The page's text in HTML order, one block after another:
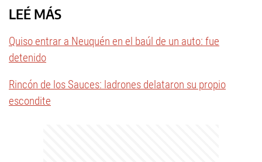
LEÉ MÁS
Quiso entrar a Neuquén en el baúl de un auto: fue
detenido
Rincón de los Sauces: ladrones delataron su propio
escondite